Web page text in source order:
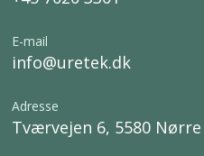
Telefon
+45 7020 3301
E-mail